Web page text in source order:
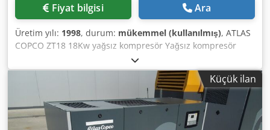
Fiyat bilgisi Ara
Üretim yılı: 1998, durum: mükemmel (kullanılmış), ATLAS
COPCO ZT18 18Kw yağsız kompresör Yağsız kompresör
ATLAS COPCO ZT18-8 Teknik veriler: kapasite: 2,90 m3/dak;
18 KW motor; basınç 8,6 bar; Dcodpslxl Hbjfx Ab Tsk
kilometre; 9047h bi̇z hi̇zmet veri̇yoruz 15500 zł net 19065 zł
Küçük ilan